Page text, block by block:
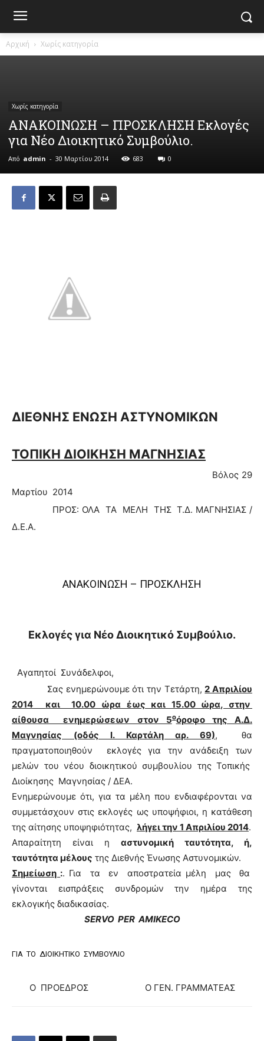
Αρχική Χωρίς κατηγορία
Χωρίς κατηγορία
ΑΝΑΚΟΙΝΩΣΗ – ΠΡΟΣΚΛΗΣΗ Εκλογές
για Νέο Διοικητικό Συμβούλιο.
Από admin - 30 Μαρτίου 2014 683 0
ΔΙΕΘΝΗΣ ΕΝΩΣΗ ΑΣΤΥΝΟΜΙΚΩΝ
ΤΟΠΙΚΗ ΔΙΟΙΚΗΣΗ ΜΑΓΝΗΣΙΑΣ
Βόλος 29
Μαρτίου 2014
ΠΡΟΣ: ΟΛΑ ΤΑ ΜΕΛΗ ΤΗΣ Τ.Δ. ΜΑΓΝΗΣΙΑΣ /
Δ.Ε.Α.
ΑΝΑΚΟΙΝΩΣΗ – ΠΡΟΣΚΛΗΣΗ
Εκλογές για Νέο Διοικητικό Συμβούλιο.
Αγαπητοί Συνάδελφοι,
Σας ενημερώνουμε ότι την Τετάρτη,2 Απριλίου
2014
και 10.00 ώρα έως και 15.00 ώρα, στην
αίθουσα ενημερώσεων στον 5οόροφο της Α.Δ.
Μαγνησίας (οδός Ι. Καρτάλη αρ. 69), θα
πραγματοποιηθούν εκλογές για την ανάδειξη των
μελών του νέου διοικητικού συμβουλίου της Τοπικής
Διοίκησης Μαγνησίας / ΔΕΑ.
Ενημερώνουμε ότι, για τα μέλη που ενδιαφέρονται να
συμμετάσχουν στις εκλογές ως υποψήφιοι, η κατάθεση
της αίτησης υποψηφιότητας, λήγει την 1 Απριλίου 2014.
Απαραίτητη είναι η αστυνομική ταυτότητα, ή,
ταυτότητα μέλους της Διεθνής Ένωσης Αστυνομικών.
Σημείωση :. Για τα εν αποστρατεία μέλη μας θα
γίνονται εισπράξεις συνδρομών την ημέρα της
εκλογικής διαδικασίας.
SERVO PER AMIKECO
ΓΙΑ ΤΟ ΔΙΟΙΚΗΤΙΚΟ ΣΥΜΒΟΥΛΙΟ
Ο ΠΡΟΕΔΡΟΣ Ο ΓΕΝ. ΓΡΑΜΜΑΤΕΑΣ